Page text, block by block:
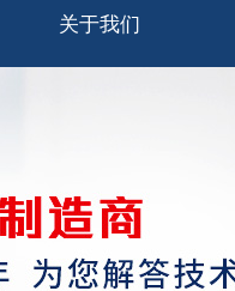
关于我们